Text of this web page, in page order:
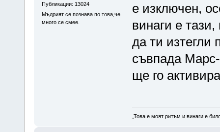
Публикации: 13024
Мъдрият се познава по това,че
много се смее.
е изключен,
винаги е
да ти
съвпада
ще го
„Това е моят ритъм и винаги е